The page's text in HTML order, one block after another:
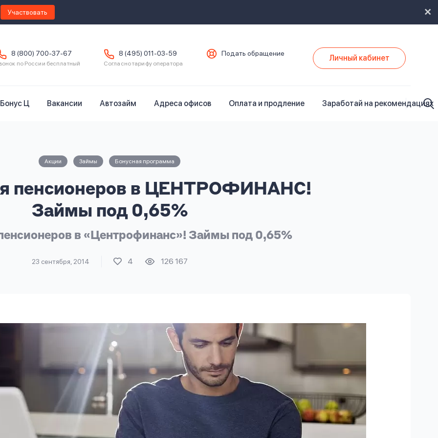
Участвовать
8 (800) 700-37-67
по России бесплатный
8 (495) 011-03-59
Согласно тарифу оператора
Подать обращение Личный кабинет
Бонус Ц Вакансии Автозайм Адреса офисов Оплата и продление Заработай на рекомендациях
Акции Займы Бонусная программа
пенсионеров в ЦЕНТРОФИНАНС!
Займы под 0,65%
в «Центрофинанс»! Займы под 0,65%
23 сентября, 2014 4 126 167